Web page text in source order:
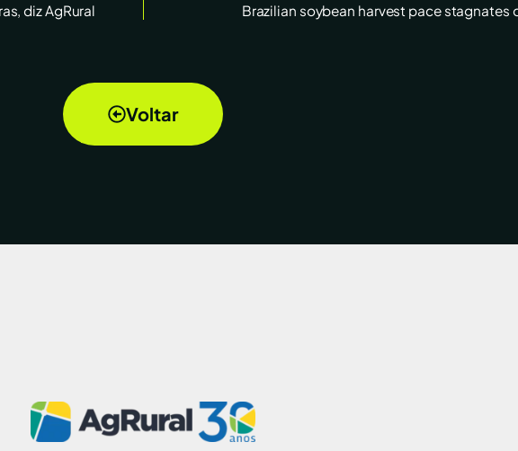
diz AgRural Brazilian soybean harvest pace stagnates
Voltar